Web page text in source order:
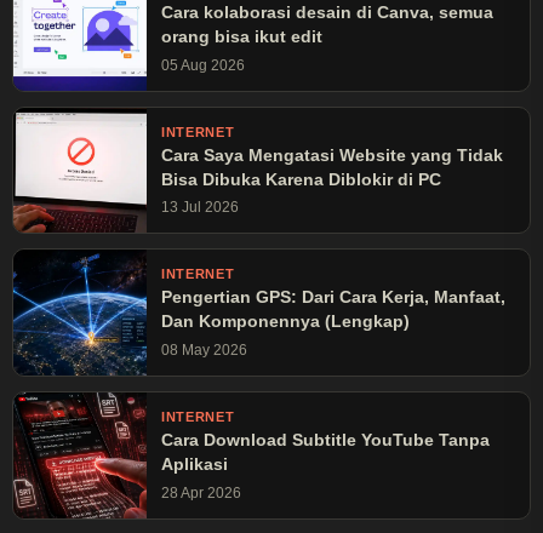
Cara kolaborasi desain di Canva, semua
orang bisa ikut edit
05 Aug 2026
INTERNET
Cara Saya Mengatasi Website yang Tidak
Bisa Dibuka Karena Diblokir di PC
13 Jul 2026
INTERNET
Pengertian GPS: Dari Cara Kerja, Manfaat,
Dan Komponennya (Lengkap)
08 May 2026
INTERNET
Cara Download Subtitle YouTube Tanpa
Aplikasi
28 Apr 2026